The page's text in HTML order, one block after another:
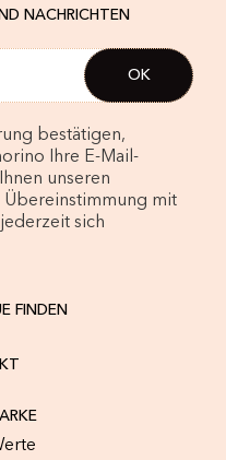
NACHRICHTEN
bestätigen,
Ihre E-Mail-
unseren
Übereinstimmung mit
sich
FINDEN